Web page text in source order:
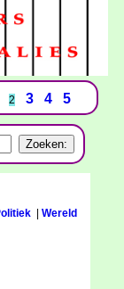
2 3 4 5
Wereld